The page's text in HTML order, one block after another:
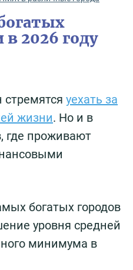
в 2026 году
уехать за
жизни. Но и в
где проживают
богатых городов
уровня средней
минимума в